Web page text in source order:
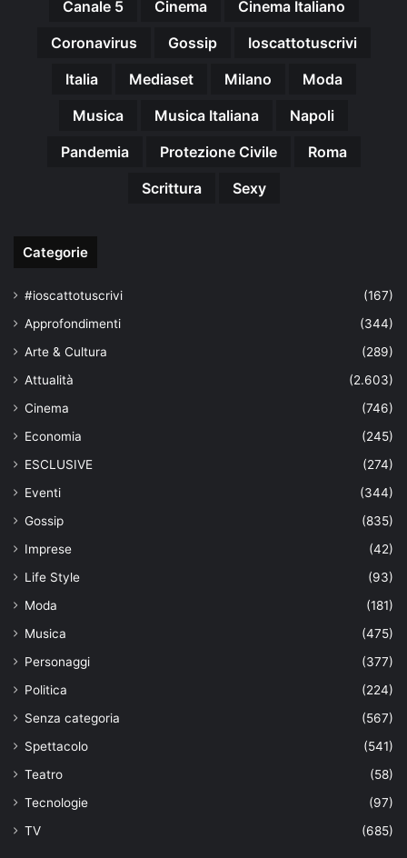
Canale 5 Cinema
Cinema Italiano
Coronavirus
Gossip
Ioscattotuscrivi
Italia
Mediaset Milano
Moda
Musica
Musica Italiana
Napoli
Pandemia
Protezione Civile
Roma
Scrittura
Sexy
Categorie
#ioscattotuscrivi
(167)
Approfondimenti
(344)
Arte & Cultura
(289)
Attualità
(2.603)
Cinema
(746)
Economia
(245)
ESCLUSIVE
(274)
Eventi
(344)
Gossip
(835)
Imprese
(42)
Life Style
(93)
Moda
(181)
Musica
(475)
Personaggi
(377)
Politica
(224)
Senza categoria
(567)
Spettacolo
(541)
Teatro
(58)
Tecnologie
(97)
TV
(685)